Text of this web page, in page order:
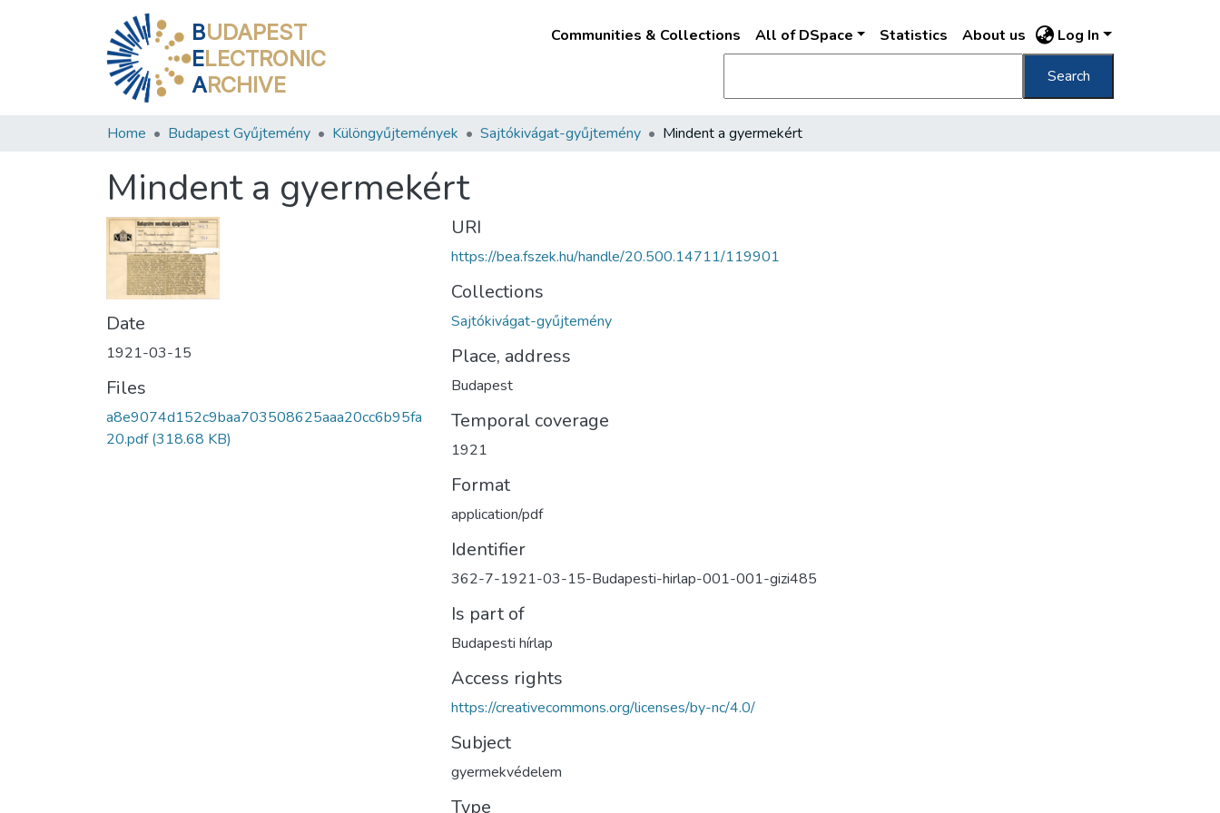
BUDAPEST
ELECTRONIC
ARCHIVE
Communities & Collections All of DSpace Statistics About us Log In
Search
Home Budapest Gyűjtemény Különgyűjtemények Sajtókivágat-gyűjtemény Mindent a gyermekért
Mindent a gyermekért
Date
1921-03-15
Files
a8e9074d152c9baa703508625aaa20cc6b95fa
20.pdf(318.68 KB)
URI
https://bea.fszek.hu/handle/20.500.14711/119901
Collections
Sajtókivágat-gyűjtemény
Place, address
Budapest
Temporal coverage
1921
Format
application/pdf
Identifier
362-7-1921-03-15-Budapesti-hirlap-001-001-gizi485
Is part of
Budapesti hírlap
Access rights
https://creativecommons.org/licenses/by-nc/4.0/
Subject
gyermekvédelem
Type